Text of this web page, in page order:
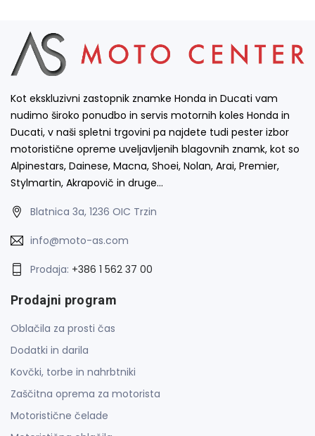
Kot ekskluzivni zastopnik znamke Honda in Ducati vam
nudimo široko ponudbo in servis motornih koles Honda in
Ducati, v naši spletni trgovini pa najdete tudi pester izbor
motoristične opreme uveljavljenih blagovnih znamk, kot so
Alpinestars, Dainese, Macna, Shoei, Nolan, Arai, Premier,
Stylmartin, Akrapovič in druge…
Blatnica 3a, 1236 OIC Trzin
info@moto-as.com
Prodaja: +386 1 562 37 00
Prodajni program
Oblačila za prosti čas
Dodatki in darila
Kovčki, torbe in nahrbtniki
Zaščitna oprema za motorista
Motoristične čelade